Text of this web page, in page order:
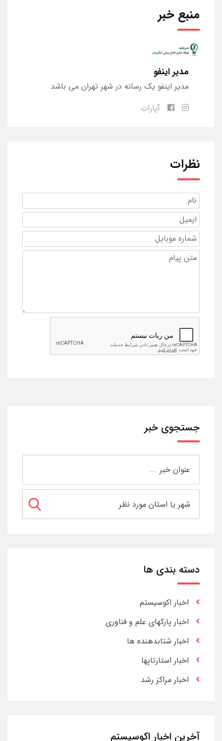
منبع خبر
مدیر اینفو
مدیر اینفو یک رسانه در شهر تهران می باشد
آپارات
نظرات
جستجوی خبر
دسته بندی ها
اخبار اکوسیستم
اخبار پارکهای علم و فناوری
اخبار شتابدهنده ها
اخبار استارتاپها
اخبار مراکز رشد
آخرین اخبار اکوسیستم